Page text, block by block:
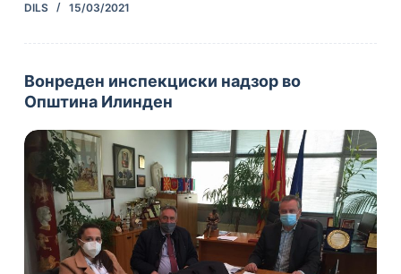
DILS 15/03/2021
Вонреден инспекциски надзор во
Општина Илинден